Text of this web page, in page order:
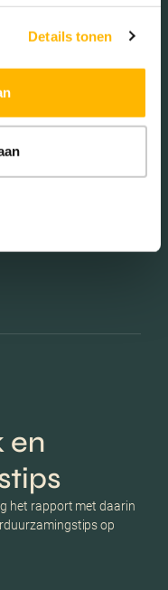
Details tonen
huishoudens
en
het rapport met daarin
op